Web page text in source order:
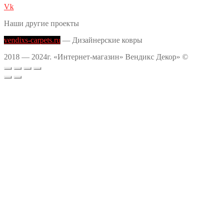
Vk
Наши другие проекты
vendixs-carpets.ru — Дизайнерские ковры
2018 — 2024г. «Интернет-магазин» Вендикс Декор» ©